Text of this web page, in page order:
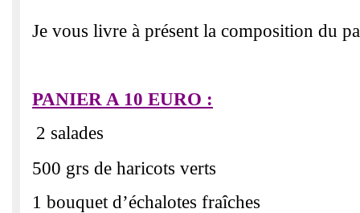
Je vous livre à présent la composition du
PANIER A 10 EURO :
2 salades
500 grs de haricots verts
1 bouquet d’échalotes fraîches